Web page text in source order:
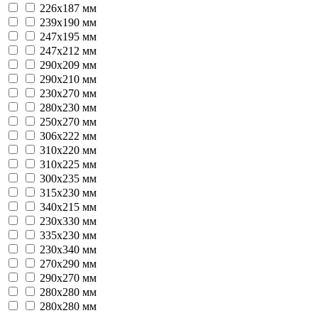
226x187 мм
239x190 мм
247x195 мм
247x212 мм
290х209 мм
290х210 мм
230х270 мм
280х230 мм
250х270 мм
306х222 мм
310х220 мм
310х225 мм
300х235 мм
315х230 мм
340х215 мм
230х330 мм
335х230 мм
230х340 мм
270х290 мм
290х270 мм
280x280 мм
280х280 мм